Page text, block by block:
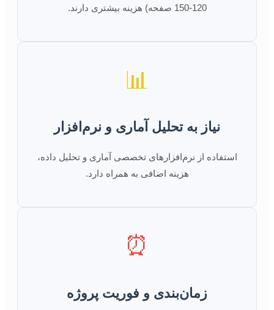
120-150 صفحه) هزینه بیشتری دارند.
📊
نیاز به تحلیل آماری و نرم‌افزار
استفاده از نرم‌افزارهای تخصصی آماری و تحلیل داده،
هزینه اضافی به همراه دارد.
⏰
زمان‌بندی و فوریت پروژه